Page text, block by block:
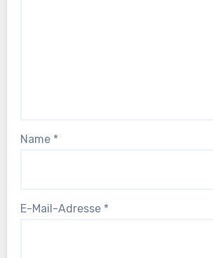
Name *
E-Mail-Adresse *